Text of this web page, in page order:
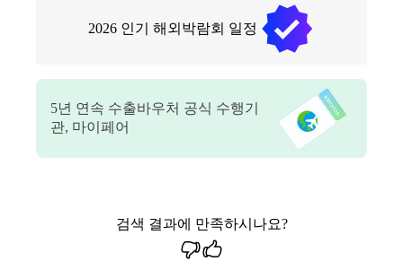
2026 인기 해외박람회 일정
5년 연속 수출바우처 공식 수행기
관, 마이페어
검색 결과에 만족하시나요?